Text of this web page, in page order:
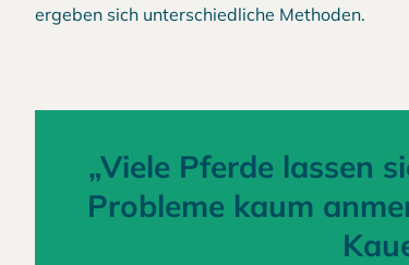
ergeben sich unterschiedliche Methoden.
„Viele Pferde lassen
Probleme kaum